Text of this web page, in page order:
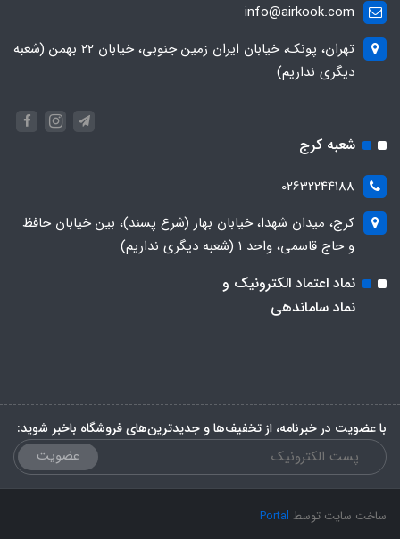
info@airkook.com
تهران، پونک، خیابان ایران زمین جنوبی، خیابان 22 بهمن (شعبه
دیگری نداریم)
شعبه کرج
02632244188
کرج، میدان شهدا، خیابان بهار (شرع پسند)، بین خیابان حافظ
و حاج قاسمی، واحد ۱ (شعبه دیگری نداریم)
نماد اعتماد الکترونیک و
نماد ساماندهی
با عضویت در خبرنامه، از تخفیف‌ها و جدیدترین‌های فروشگاه باخبر شوید:
عضویت
ساخت سایت توسط Portal